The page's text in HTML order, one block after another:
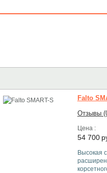
Falto
Отзывы
Цена :
54 700
Высокая